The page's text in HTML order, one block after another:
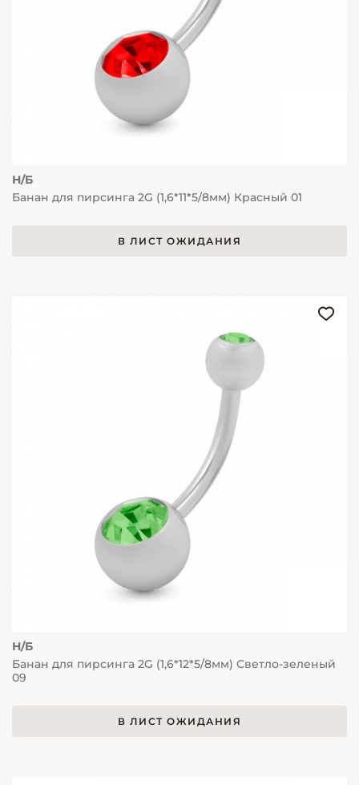
Н/Б
Банан для пирсинга 2G (1,6*11*5/8мм) Красный 01
В ЛИСТ ОЖИДАНИЯ
Н/Б
Банан для пирсинга 2G (1,6*12*5/8мм) Светло-зеленый
09
В ЛИСТ ОЖИДАНИЯ